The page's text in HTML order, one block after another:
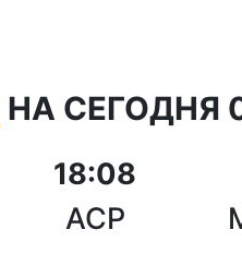
НА СЕГОДНЯ
18:08
АСР